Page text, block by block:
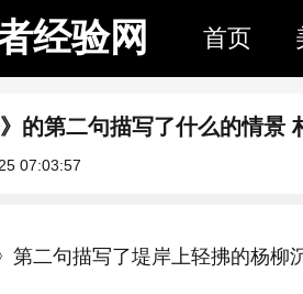
经验网 首页
》的第二句描写了什么的情景
07:03:57
第二句描写了堤岸上轻拂的杨